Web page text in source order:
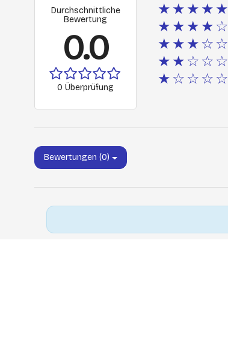
Durchschnittliche
Bewertung
0.0
0 Überprüfung
★★★★★
★★★★☆
★★★☆☆
★★☆☆☆
★☆☆☆☆
Bewertungen (0)